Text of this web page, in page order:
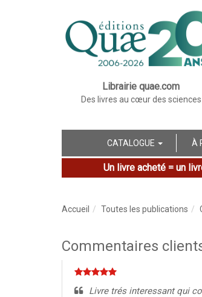
Librairie quae.com
Des livres au cœur des sciences
CATALOGUE À
Un livre acheté = un
Accueil Toutes les publications
Commentaires
Livre trés interessant qui